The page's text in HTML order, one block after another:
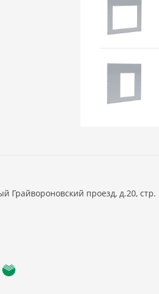
Грайвороновский проезд, д.20, стр.